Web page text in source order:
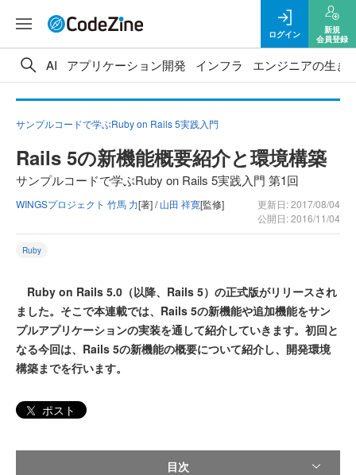
ログイン
新規
会員登録
AI アプリケーション開発 インフラ エンジニアの生き
サンプルコードで学ぶRuby on Rails 5実践入門
Rails 5の新機能概要紹介と環境構築
サンプルコードで学ぶRuby on Rails 5実践入門 第1回
WINGSプロジェクト 竹馬 力[著] /山田 祥寛[監修]
更新日: 2017/08/04
公開日: 2016/11/04
Ruby
Ruby on Rails 5.0（以降、Rails 5）の正式版がリリースされ
ました。そこで本連載では、Rails 5の新機能や追加機能をサン
プルアプリケーションの実装を通して紹介していきます。初回と
なる今回は、Rails 5の新機能の概要について紹介し、開発環境
構築までを行います。
ポスト
目次